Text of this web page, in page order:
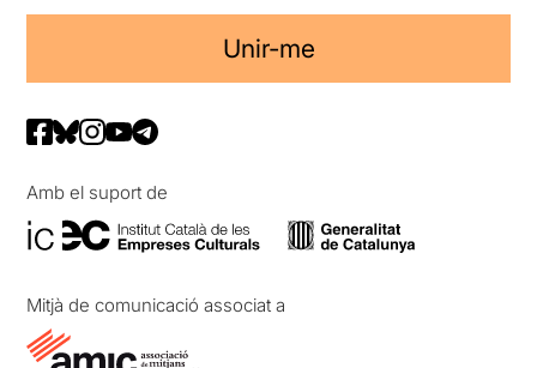
Unir-me
Amb el suport de
Mitjà de comunicació associat a